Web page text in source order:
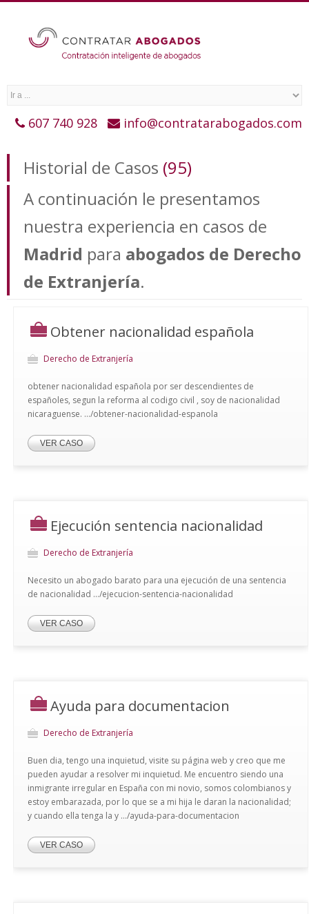
607 740 928 info@contratarabogados.com
Historial de Casos (95)
A continuación le presentamos
nuestra experiencia en casos de
Madrid para abogados de Derecho
de Extranjería.
Obtener nacionalidad española
Derecho de Extranjería
obtener nacionalidad española por ser descendientes de
españoles, segun la reforma al codigo civil , soy de nacionalidad
nicaraguense. .../obtener-nacionalidad-espanola
VER CASO
Ejecución sentencia nacionalidad
Derecho de Extranjería
Necesito un abogado barato para una ejecución de una sentencia
de nacionalidad .../ejecucion-sentencia-nacionalidad
VER CASO
Ayuda para documentacion
Derecho de Extranjería
Buen dia, tengo una inquietud, visite su página web y creo que me
pueden ayudar a resolver mi inquietud. Me encuentro siendo una
inmigrante irregular en España con mi novio, somos colombianos y
estoy embarazada, por lo que se a mi hija le daran la nacionalidad;
y cuando ella tenga la y .../ayuda-para-documentacion
VER CASO